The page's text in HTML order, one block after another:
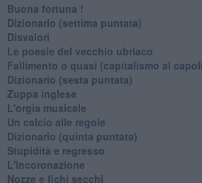
Buona fortuna !
​Dizionario (settima puntata)
Disvalori
Le poesie del vecchio ubriaco
Fallimento o quasi (capitalismo al
Dizionario (sesta puntata)
Zuppa inglese
L'orgia musicale
Un calcio alle regole
Dizionario (quinta puntata)
Stupidità e regresso
L'incoronazione
Nozze e fichi secchi